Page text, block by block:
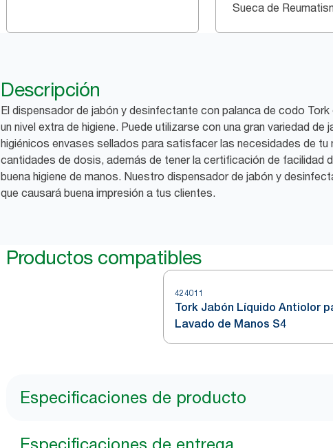
Sueca de
Descripción
El dispensador de jabón y desinfectante con palanca de codo
un nivel extra de higiene. Puede utilizarse con una gran variedad
higiénicos envases sellados para satisfacer las necesidades de
cantidades de dosis, además de tener la certificación de facilidad
buena higiene de manos. Nuestro dispensador de jabón y
que causará buena impresión a tus clientes.
Productos compatibles
424011
Tork Jabón Líquido Antiolor
Lavado de Manos S4
Especificaciones de producto